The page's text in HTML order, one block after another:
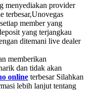
menyediakan provider
terbesar,Unovegas
member yang
yang terjangkau
ditemani live dealer
memberikan
dan tidak akan
online terbesar Silahkan
lebih lanjut tentang